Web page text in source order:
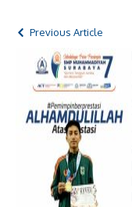
Previous Article